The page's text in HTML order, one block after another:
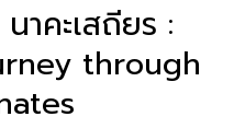
าคะเสถียร :
through